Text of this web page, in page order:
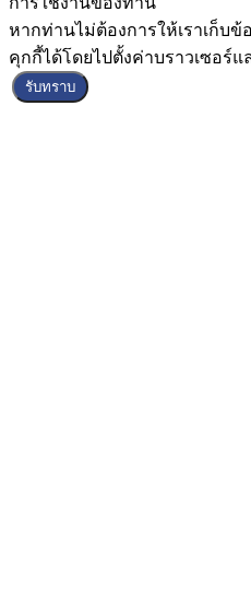
หากท่านไม่ต้องการให้เราเก็บ
คุกกี้ได้โดยไปตั้งค่าบราวเซอร์
รับทราบ